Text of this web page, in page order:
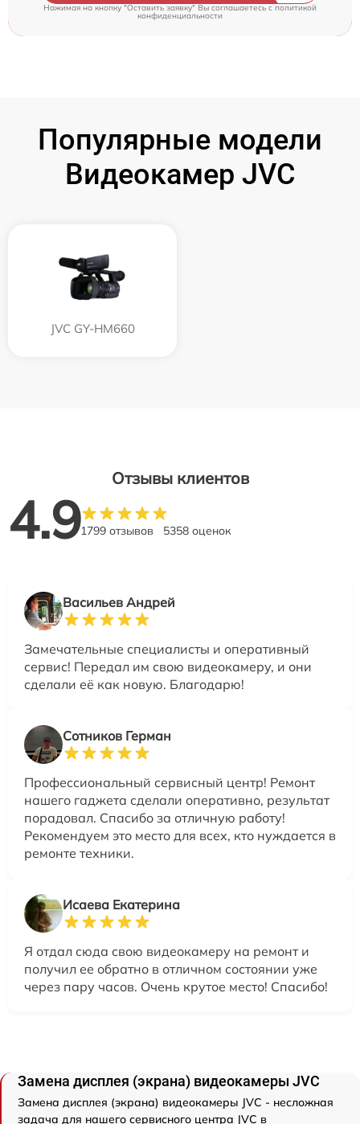
Нажимая на кнопку "Оставить заявку" Вы соглашаетесь cполитикой
конфиденциальности
Популярные модели
Видеокамер JVC
JVC GY-HM660
Отзывы клиентов
4.91799 отзывов 5358 оценок
Васильев Андрей
Замечательные специалисты и оперативный
сервис! Передал им свою видеокамеру, и они
сделали её как новую. Благодарю!
Сотников Герман
Профессиональный сервисный центр! Ремонт
нашего гаджета сделали оперативно, результат
порадовал. Спасибо за отличную работу!
Рекомендуем это место для всех, кто нуждается в
ремонте техники.
Исаева Екатерина
Я отдал сюда свою видеокамеру на ремонт и
получил ее обратно в отличном состоянии уже
через пару часов. Очень крутое место! Спасибо!
Замена дисплея (экрана) видеокамеры JVC
Замена дисплея (экрана) видеокамеры JVC - несложная
задача для нашего сервисного центра JVC в